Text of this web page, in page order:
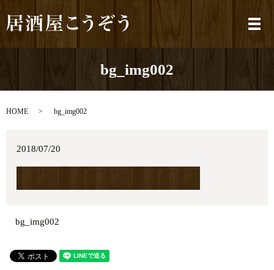
メ
bg_img002
HOME bg_img002
2018/07/20
bg_img002